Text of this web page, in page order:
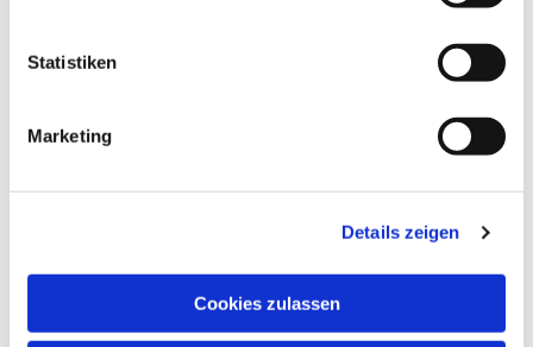
Statistiken
Marketing
Details zeigen
Cookies zulassen